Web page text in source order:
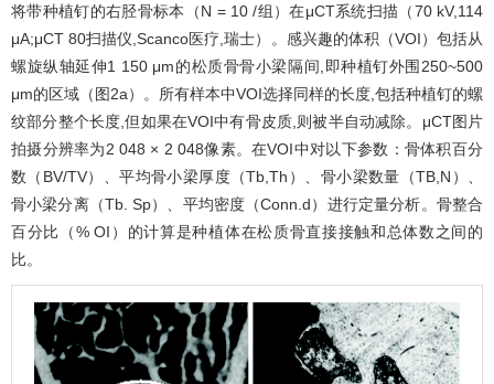
将带种植钉的右胫骨标本（N = 10 /组）在μCT系统扫描（70 kV,114
μA;μCT 80扫描仪,Scanco医疗,瑞士）。感兴趣的体积（VOI）包括从
螺旋纵轴延伸1 150 μm的松质骨骨小梁隔间,即种植钉外围250~500
μm的区域（图2a）。所有样本中VOI选择同样的长度,包括种植钉的螺
纹部分整个长度,但如果在VOI中有骨皮质,则被半自动减除。μCT图片
拍摄分辨率为2 048 × 2 048像素。在VOI中对以下参数：骨体积百分
数（BV/TV）、平均骨小梁厚度（Tb,Th）、骨小梁数量（TB,N）、
骨小梁分离（Tb. Sp）、平均密度（Conn.d）进行定量分析。骨整合
百分比（% OI）的计算是种植体在松质骨直接接触和总体数之间的
比。